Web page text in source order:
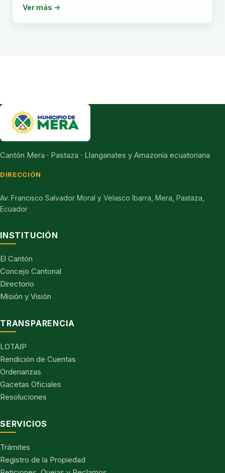
Ver más →
Cantón Mera · Pastaza · Llanganates y Amazonía ecuatoriana
DIRECCIÓN
Av. Francisco Salvador Moral y Velasco Ibarra, Mera, Pastaza,
Ecuador
INSTITUCIÓN
El Cantón
Concejo Cantonal
Directorio
Misión y Visión
TRANSPARENCIA
LOTAIP
Rendición de Cuentas
Ordenanzas
Gacetas Oficiales
Resoluciones
SERVICIOS
Trámites
Registro de la Propiedad